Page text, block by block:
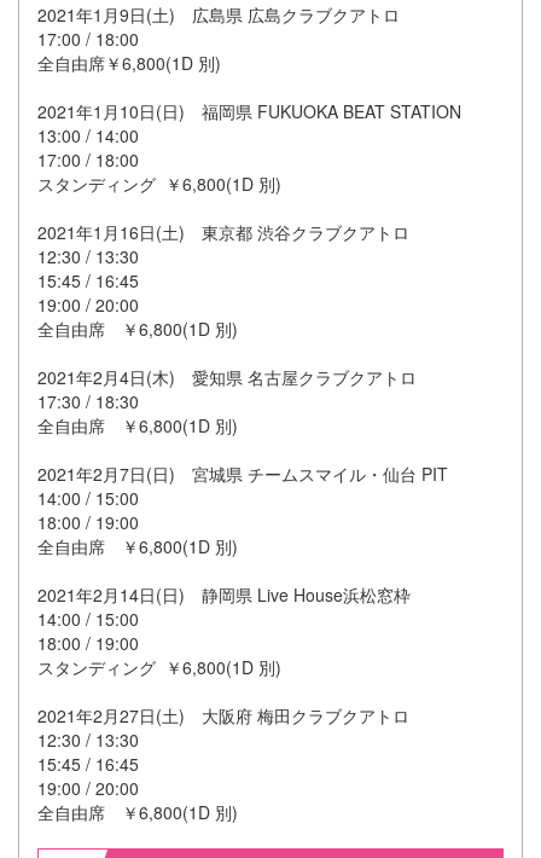
2021年1月9日(土) 広島県 広島クラブクアトロ
17:00 / 18:00
全自由席￥6,800(1D 別)
2021年1月10日(日) 福岡県 FUKUOKA BEAT STATION
13:00 / 14:00
17:00 / 18:00
スタンディング ￥6,800(1D 別)
2021年1月16日(土) 東京都 渋谷クラブクアトロ
12:30 / 13:30
15:45 / 16:45
19:00 / 20:00
全自由席 ￥6,800(1D 別)
2021年2月4日(木) 愛知県 名古屋クラブクアトロ
17:30 / 18:30
全自由席 ￥6,800(1D 別)
2021年2月7日(日) 宮城県 チームスマイル・仙台 PIT
14:00 / 15:00
18:00 / 19:00
全自由席 ￥6,800(1D 別)
2021年2月14日(日) 静岡県 Live House浜松窓枠
14:00 / 15:00
18:00 / 19:00
スタンディング ￥6,800(1D 別)
2021年2月27日(土) 大阪府 梅田クラブクアトロ
12:30 / 13:30
15:45 / 16:45
19:00 / 20:00
全自由席 ￥6,800(1D 別)